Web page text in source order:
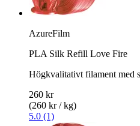
AzureFilm
PLA Silk Refill Love Fire
Högkvalitativt filament med
260 kr
(260 kr / kg)
5.0 (1)